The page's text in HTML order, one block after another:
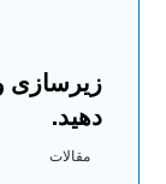
زیرسازی
دهید.
مقالات